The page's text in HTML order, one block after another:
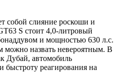
собой слияние роскоши и
S стоит 4,0-литровый
и мощностью 630 л.с.
назвать невероятным. В
Дубай, автомобиль
быстроту реагирования на